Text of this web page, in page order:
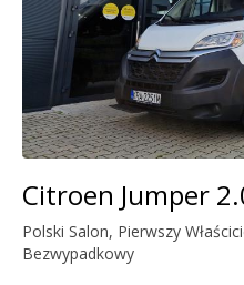
Citroen Jumper
Polski Salon, Pierwszy
Bezwypadkowy